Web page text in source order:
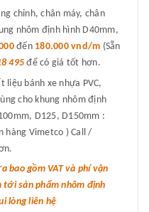
chỉnh, chân máy, chân
nhôm định hình D40mm,
đến 180.000 vnd/m (Sẵn
495 để có giá tốt hơn.
liệu bánh xe nhựa PVC,
cho khung nhôm định
D125, D150mm :
hàng Vimetco ) Call /
bao gồm VAT và phí vận
tới sản phẩm nhôm định
lòng liên hệ